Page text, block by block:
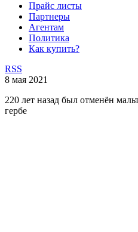
Прайс листы
Партнеры
Агентам
Политика
Как купить?
RSS
8 мая 2021
220 лет назад был отменён
гербе